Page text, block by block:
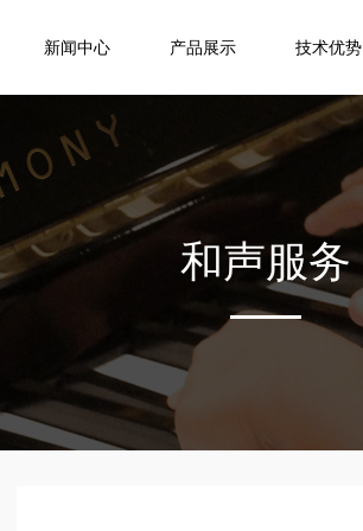
新闻中心 产品展示 技术优势
和声服务